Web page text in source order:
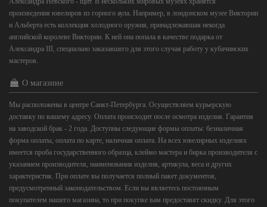
произведения ювелиров из горного аула. Например, в лондонском музее Виктории
и Альберта есть коллекция холодного оружия, принадлежавшая некогда
английской королеве Виктории. К ней она попала в качестве подарка от
Александра III, специально заказавшего для этого случая работу у кубачинских
мастеров.
О магазине
Мы расположены в центре Санкт-Петербурга. Осуществляем курьерскую
доставку по вашему адресу. Оплата происходит после осмотра изделия. Гарантия
на заводской брак - 2 года. Доступны следующие формы оплаты: безналичная
форма оплаты, оплата по карте, наличная оплата. На всех ювелирных изделиях
имеется проба государственного образца, клеймо мастера и бирка производителя с
указанием производителя, наименования изделия, артикула, веса и других
характеристик. При оплате вы получается полный пакет документов,
предусмотренный законодательством. Если вы являетесь постоянным
покупателем нашего магазина, то при покупке вам предоставят скидку. Для этого